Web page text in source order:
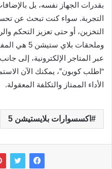
بقدرات الجهاز نفسه، بل
التجربة. سواء كنت تبحث عن
التخزين، أو حتى تعزيز التحكم
وملحقات
عبر المتاجر الإلكترونية، إلى
“اطلب كوبون”، يمكنك الآن
الأداء الممتاز والتكلفة المعقولة.
اكسسوارات بلايستيشن 5